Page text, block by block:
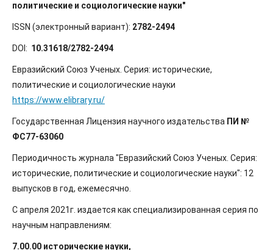
политические и социологические науки"
ISSN (электронный вариант): 2782-2494
DOI: 10.31618/2782-2494
Евразийский Союз Ученых. Серия: исторические,
политические и социологические науки
https://www.elibrary.ru/
Государственная Лицензия научного издательства ПИ №
ФС77-63060
Периодичность журнала "Евразийский Союз Ученых. Серия:
исторические, политические и социологические науки": 12
выпусков в год, ежемесячно.
С апреля 2021г. издается как специализированная серия по
научным направлениям:
7.00.00 исторические науки,